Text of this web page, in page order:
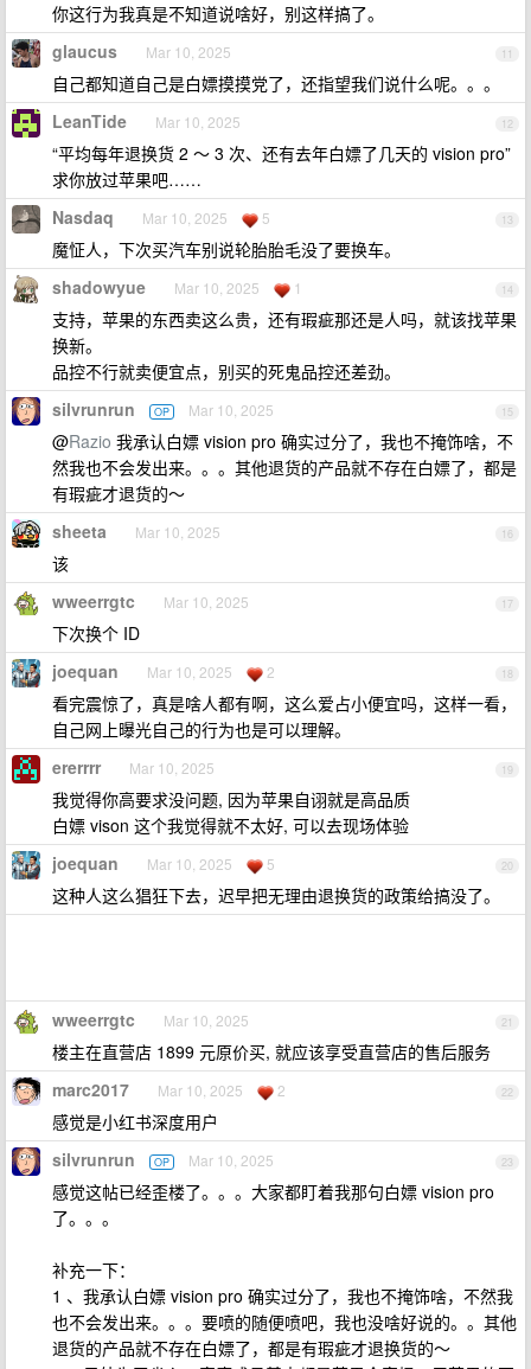
你这行为我真是不知道说啥好，别这样搞了。
11
glaucus Mar 10, 2025
自己都知道自己是白嫖摸摸党了，还指望我们说什么呢。。。
12
LeanTide Mar 10, 2025
“平均每年退换货 2 ～ 3 次、还有去年白嫖了几天的 vision pro”
求你放过苹果吧……
13
Nasdaq Mar 10, 2025 5
魔怔人，下次买汽车别说轮胎胎毛没了要换车。
14
shadowyue Mar 10, 2025 1
支持，苹果的东西卖这么贵，还有瑕疵那还是人吗，就该找苹果
换新。
品控不行就卖便宜点，别买的死鬼品控还差劲。
15
silvrunrun OP Mar 10, 2025
@Razio 我承认白嫖 vision pro 确实过分了，我也不掩饰啥，不
然我也不会发出来。。。其他退货的产品就不存在白嫖了，都是
有瑕疵才退货的～
16
sheeta Mar 10, 2025
该
17
wweerrgtc Mar 10, 2025
下次换个 ID
18
joequan Mar 10, 2025 2
看完震惊了，真是啥人都有啊，这么爱占小便宜吗，这样一看，
自己网上曝光自己的行为也是可以理解。
19
ererrrr Mar 10, 2025
我觉得你高要求没问题, 因为苹果自诩就是高品质
白嫖 vison 这个我觉得就不太好, 可以去现场体验
20
joequan Mar 10, 2025 5
这种人这么猖狂下去，迟早把无理由退换货的政策给搞没了。
21
wweerrgtc Mar 10, 2025
楼主在直营店 1899 元原价买, 就应该享受直营店的售后服务
22
marc2017 Mar 10, 2025 2
感觉是小红书深度用户
23
silvrunrun OP Mar 10, 2025
感觉这帖已经歪楼了。。。大家都盯着我那句白嫖 vision pro
了。。。
补充一下：
1 、我承认白嫖 vision pro 确实过分了，我也不掩饰啥，不然我
也不会发出来。。。要喷的随便喷吧，我也没啥好说的。。其他
退货的产品就不存在白嫖了，都是有瑕疵才退换货的～